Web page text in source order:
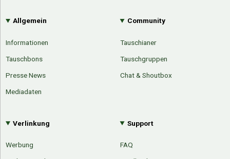
Allgemein
Informationen
Tauschbons
Presse News
Mediadaten
Community
Tauschianer
Tauschgruppen
Chat & Shoutbox
Verlinkung
Werbung
Support
FAQ